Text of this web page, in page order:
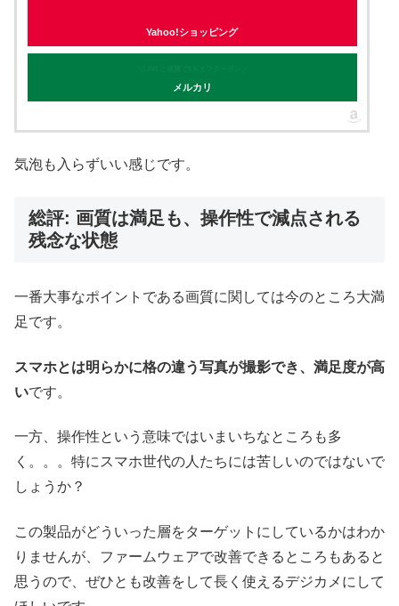
Yahoo!ショッピング
メルカリ
気泡も入らずいい感じです。
総評: 画質は満足も、操作性で減点される
残念な状態
一番大事なポイントである画質に関しては今のところ大満
足です。
スマホとは明らかに格の違う写真が撮影でき、満足度が高
いです。
一方、操作性という意味ではいまいちなところも多
く。。。特にスマホ世代の人たちには苦しいのではないで
しょうか？
この製品がどういった層をターゲットにしているかはわか
りませんが、ファームウェアで改善できるところもあると
思うので、ぜひとも改善をして長く使えるデジカメにして